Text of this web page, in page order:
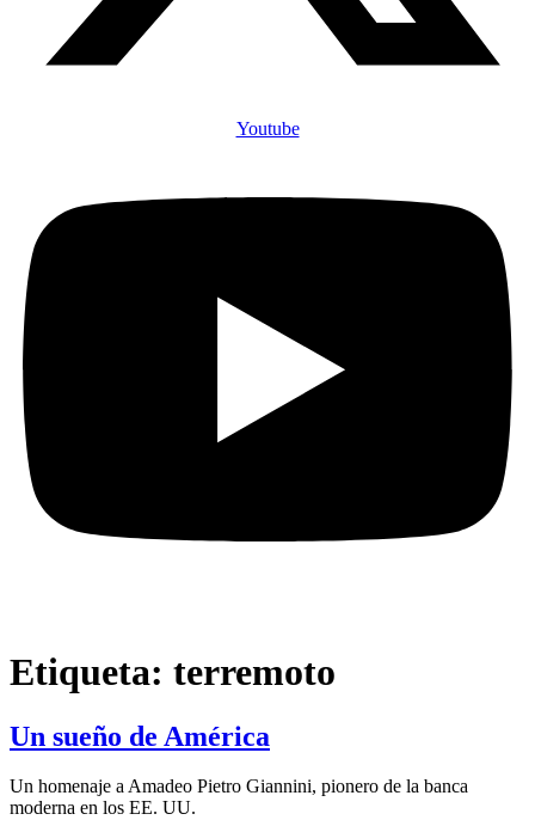
Youtube
Etiqueta: terremoto
Un sueño de América
Un homenaje a Amadeo Pietro Giannini, pionero de la banca
moderna en los EE. UU.